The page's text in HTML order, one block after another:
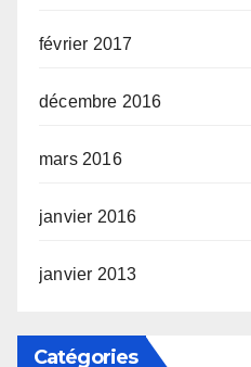
février 2017
décembre 2016
mars 2016
janvier 2016
janvier 2013
Catégories